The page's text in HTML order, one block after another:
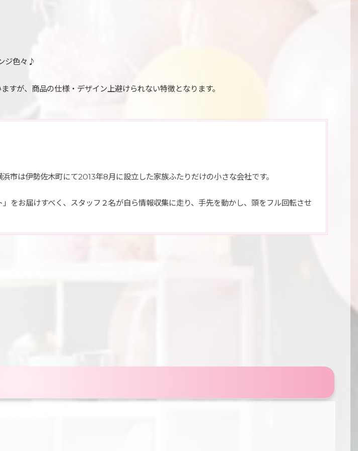
ジ色々♪
が、商品の仕様・デザイン上避けられない特徴となります。
市は伊勢佐木町にて2013年8月に設立した家族ふたりだけの小さな会社です。
をお届けすべく、スタッフ２名が自ら情報収集に走り、手先を動かし、頭をフル回転させ